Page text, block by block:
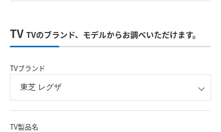
TV TVのブランド、モデルからお調べいただけます。
TVブランド
TV製品名